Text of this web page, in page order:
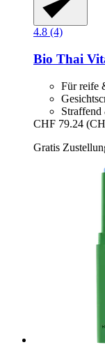
4.8 (4)
Bio Thai
Für reife
Straffend
CHF 79.24
Gratis